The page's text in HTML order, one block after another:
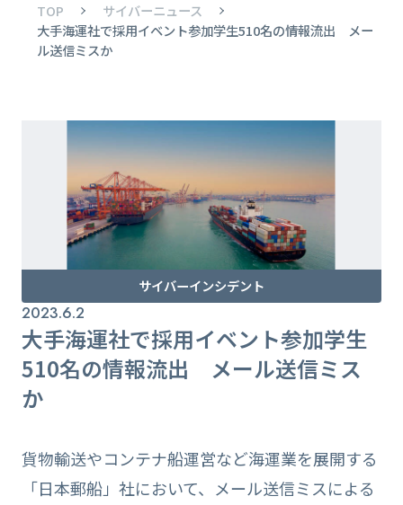
TOP
サイバーニュース
大手海運社で採用イベント参加学生510名の情報流出 メー
ル送信ミスか
サイバーインシデント
2023.6.2
大手海運社で採用イベント参加学生
510名の情報流出 メール送信ミス
か
貨物輸送やコンテナ船運営など海運業を展開する
「日本郵船」社において、メール送信ミスによる